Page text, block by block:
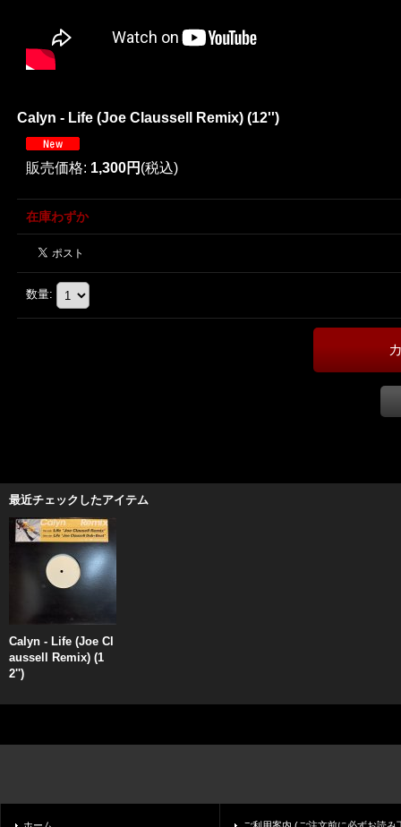
Calyn - Life (Joe Claussell Remix) (12'')
販売価格: 1,300円 (税込)
在庫わずか
数量:
最近チェックしたアイテム
Calyn - Life (Joe Cl
aussell Remix) (1
2'')